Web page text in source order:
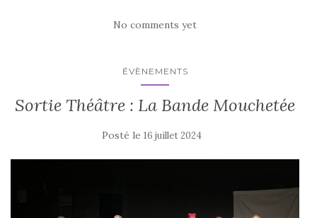
No comments yet
ÉVÈNEMENTS
Sortie Théâtre : La Bande Mouchetée
Posté le 16 juillet 2024